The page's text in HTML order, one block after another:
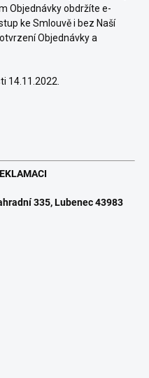
Objednávky obdržíte e-
ke Smlouvě i bez Naší
Objednávky a
14.11.2022.
335, Lubenec 43983